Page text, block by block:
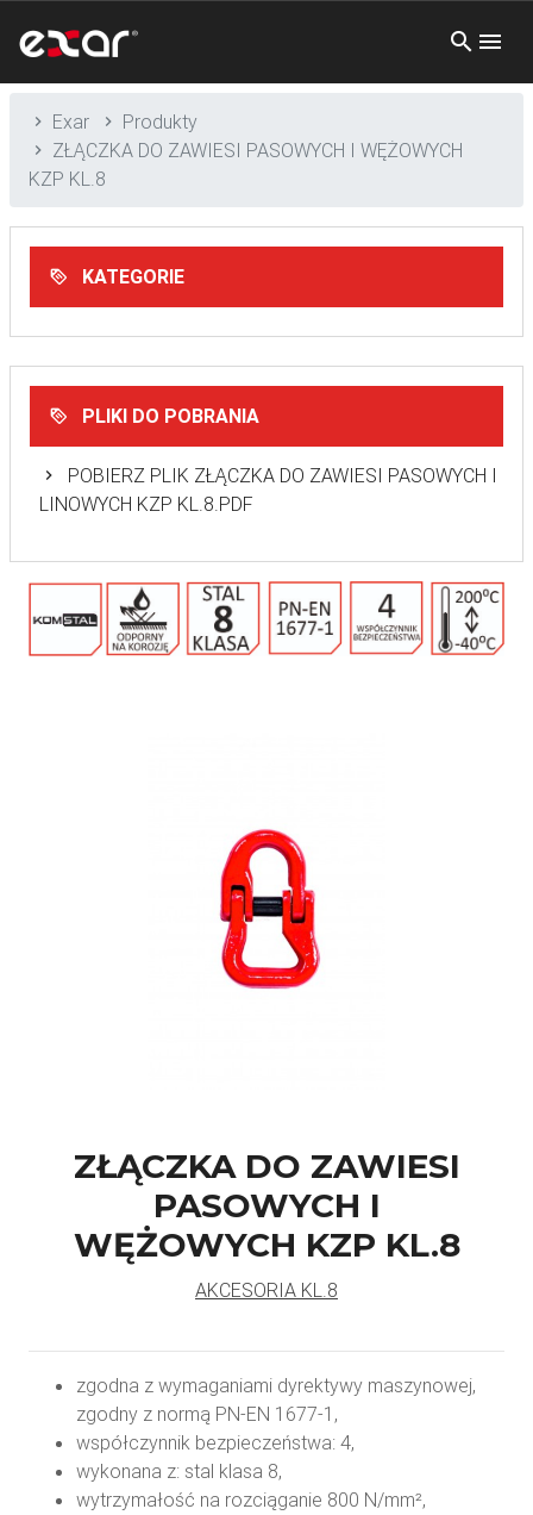
Exar
Produkty
ZŁĄCZKA DO ZAWIESI PASOWYCH I WĘŻOWYCH
KZP KL.8
KATEGORIE
PLIKI DO POBRANIA
POBIERZ PLIK ZŁĄCZKA DO ZAWIESI PASOWYCH I
LINOWYCH KZP KL.8.PDF
ZŁĄCZKA DO ZAWIESI
PASOWYCH I
WĘŻOWYCH KZP KL.8
AKCESORIA KL.8
zgodna z wymaganiami dyrektywy maszynowej,
zgodny z normą PN-EN 1677-1,
współczynnik bezpieczeństwa: 4,
wykonana z: stal klasa 8,
wytrzymałość na rozciąganie 800 N/mm²,